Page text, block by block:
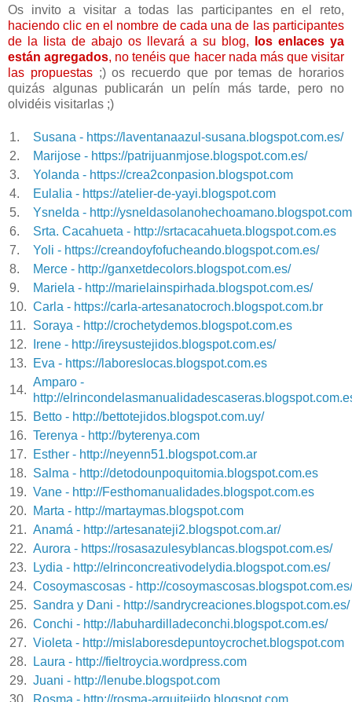
Os invito a visitar a todas las participantes en el reto,
haciendo clic en el nombre de cada una de las participantes
de la lista de abajo os llevará a su blog,
los enlaces ya
están agregados, no tenéis que hacer nada más que visitar
las propuestas;) os recuerdo que por temas de horarios
quizás algunas publicarán un pelín más tarde, pero no
olvidéis visitarlas ;)
1.
Susana - https://laventanaazul-susana.blogspot.com.es/
2.
Marijose - https://patrijuanmjose.blogspot.com.es/
3.
Yolanda - https://crea2conpasion.blogspot.com
4.
Eulalia - https://atelier-de-yayi.blogspot.com
5.
Ysnelda - http://
6.
Srta. Cacahueta - http://srtacacahueta.blogspot.com.es
7.
Yoli - https://creandoyfofucheando.blogspot.com.es/
8.
Merce - http://ganxetdecolors.blogspot.com.es/
9.
Mariela - http://marielainspirhada.blogspot.com.es/
10. Carla - https://carla-artesanatocroch.blogspot.com.br
11.
Soraya - http://crochetydemos.blogspot.com.es
12.
Irene - http://ireysustejidos.blogspot.com.es/
13.
Eva - https://laboreslocas.blogspot.com.es
14.
Amparo -
http://
15.
Betto - http://bettotejidos.blogspot.com.uy/
16. Terenya - http://byterenya.com
17.
Esther - http://neyenn51.blogspot.com.ar
18. Salma - http://detodounpoquitomia.blogspot.com.es
19. Vane - http://Festhomanualidades.blogspot.com.es
20.
Marta - http://martaymas.blogspot.com
21. Anamá - http://artesanateji2.blogspot.com.ar/
22. Aurora - https://rosasazulesyblancas.blogspot.com.es/
23.
Lydia - http://elrinconcreativodelydia.blogspot.com.es/
24. Cosoymascosas - http://cosoymascosas.blogspot.com.es/
25. Sandra y Dani - http://sandrycreaciones.blogspot.com.es/
26. Conchi - http://labuhardilladeconchi.blogspot.com.es/
27. Violeta - http://mislaboresdepuntoycrochet.blogspot.com
28.
Laura - http://fieltroycia.wordpress.com
29. Juani - http://lenube.blogspot.com
30.
Rosma - http://rosma-arquitejido.blogspot.com